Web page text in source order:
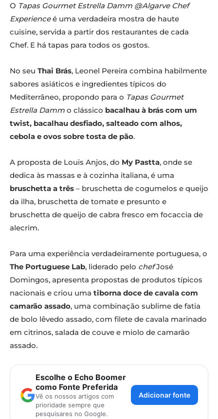
O Tapas Gourmet Estrella Damm @Algarve Chef
Experienceé uma verdadeira mostra de haute
cuisine, servida a partir dos restaurantes de cada
Chef. E há tapas para todos os gostos.
No seu Thai Brás, Leonel Pereira combina habilmente
sabores asiáticos e ingredientes típicos do
Mediterrâneo, propondo para o Tapas Gourmet
Estrella Damm o clássico bacalhau à brás com um
twist, bacalhau desfiado, salteado com alhos,
cebola e ovos sobre tosta de pão.
A proposta de Louis Anjos, do My Pastta, onde se
dedica às massas e à cozinha italiana, é uma
bruschetta a três – bruschetta de cogumelos e queijo
da ilha, bruschetta de tomate e presunto e
bruschetta de queijo de cabra fresco em focaccia de
alecrim.
Para uma experiência verdadeiramente portuguesa, o
The Portuguese Lab, liderado pelo chefJosé
Domingos, apresenta propostas de produtos típicos
nacionais e criou uma tiborna doce de cavala com
camarão assado, uma combinação sublime de fatia
de bolo lêvedo assado, com filete de cavala marinado
em citrinos, salada de couve e miolo de camarão
assado.
Escolhe o Echo Boomer
como Fonte Preferida
Vê os nossos artigos com
prioridade sempre que
pesquisares no Google.
Adicionar fonte